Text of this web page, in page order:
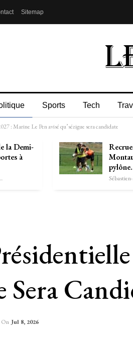
Sitemap
Sports Tech
: Marine Le Pen avisé qu’sézigue sera candidate
la Demi-
à
Marechal
Sera
On Jul 8, 2026